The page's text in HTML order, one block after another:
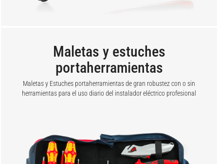
Maletas y estuches
portaherramientas
Maletas y Estuches portaherramientas de gran robustez con o sin
herramientas para el uso diario del instalador eléctrico profesional